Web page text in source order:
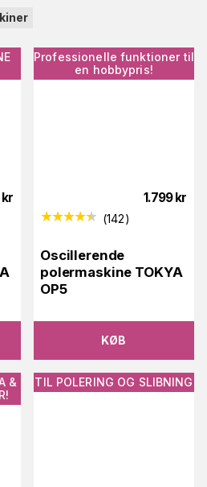
kr
Professionelle funktioner til
en hobbypris!
1.799 kr
(142)
Oscillerende
polermaskine TOKYA
OP5
KØB
&
TIL POLERING OG SLIBNING